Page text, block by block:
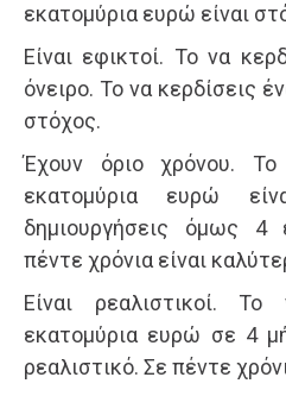
εκατομύρια ευρώ είναι
Είναι εφικτοί. Το να
όνειρο. Το να κερδίσεις
στόχος.
Έχουν όριο χρόνου. Το
εκατομύρια ευρώ
δημιουργήσεις όμως 4
πέντε χρόνια είναι
Είναι ρεαλιστικοί.
εκατομύρια ευρώ σε 4
ρεαλιστικό. Σε πέντε